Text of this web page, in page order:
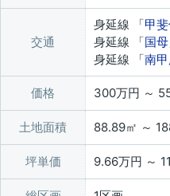
交通
身延線 「甲
身延線 「国母
身延線 「南
価格 300万円 ～
土地面積 88.89㎡ ～
坪単価 9.66万円 ～